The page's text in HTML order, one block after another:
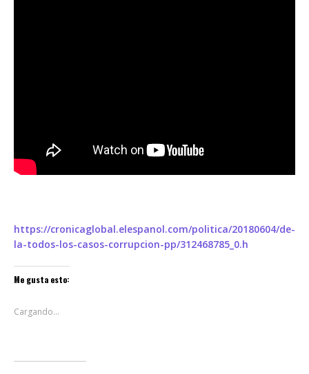
https://cronicaglobal.elespanol.com/politica/20180604/de-
la-todos-los-casos-corrupcion-pp/312468785_0.h
Me gusta esto:
Cargando...